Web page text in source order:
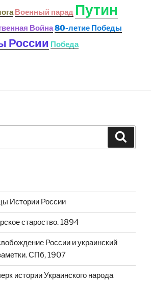
Военный парад Путин
Война80-летие Победы
России Победа
Истории России
староство. 1894
России и украинский
СПб, 1907
истории Украинского народа